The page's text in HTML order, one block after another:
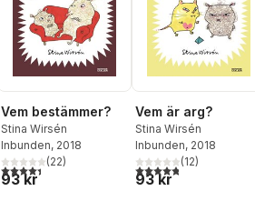
Vem bestämmer?
Stina Wirsén
Inbunden, 2018
4,4utav 5 stjärnor. Totalt antal röster:
(22)
93 kr
Vem är arg?
Stina Wirsén
Inbunden, 2018
4,8utav 5 stjärnor.
(12)
93 kr